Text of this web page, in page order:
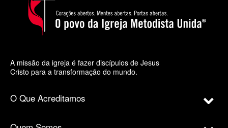
A missão da igreja é fazer discípulos de Jesus
Cristo para a transformação do mundo.
O Que Acreditamos